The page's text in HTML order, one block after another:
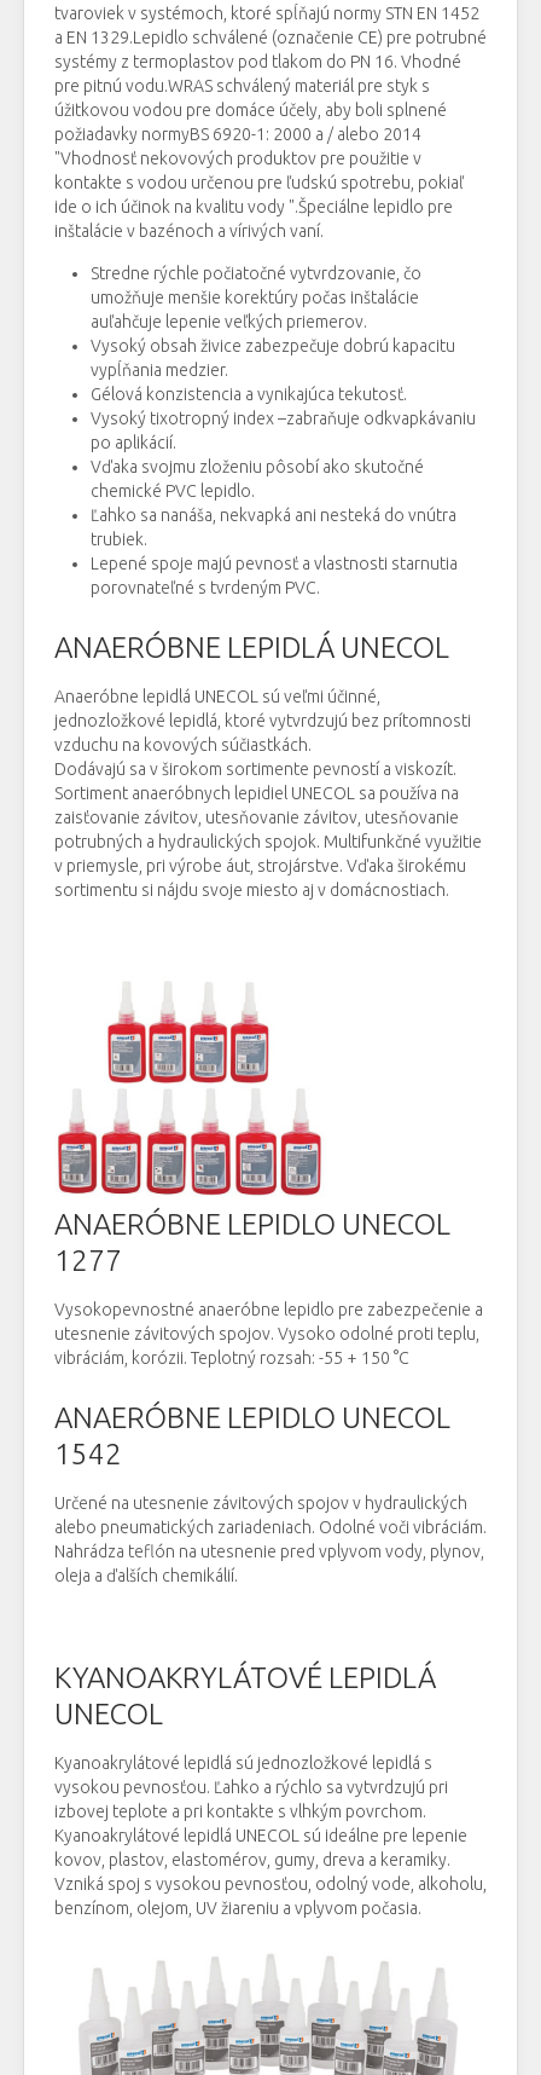
tvaroviek v systémoch, ktoré spĺňajú normy STN EN 1452
a EN 1329.Lepidlo schválené (označenie CE) pre potrubné
systémy z termoplastov pod tlakom do PN 16. Vhodné
pre pitnú vodu.WRAS schválený materiál pre styk s
úžitkovou vodou pre domáce účely, aby boli splnené
požiadavky normyBS 6920-1: 2000 a / alebo 2014
"Vhodnosť nekovových produktov pre použitie v
kontakte s vodou určenou pre ľudskú spotrebu, pokiaľ
ide o ich účinok na kvalitu vody ".Špeciálne lepidlo pre
inštalácie v bazénoch a vírivých vaní.
Stredne rýchle počiatočné vytvrdzovanie, čo
umožňuje menšie korektúry počas inštalácie
auľahčuje lepenie veľkých priemerov.
Vysoký obsah živice zabezpečuje dobrú kapacitu
vypĺňania medzier.
Gélová konzistencia a vynikajúca tekutosť.
Vysoký tixotropný index –zabraňuje odkvapkávaniu
po aplikácií.
Vďaka svojmu zloženiu pôsobí ako skutočné
chemické PVC lepidlo.
Ľahko sa nanáša, nekvapká ani nesteká do vnútra
trubiek.
Lepené spoje majú pevnosť a vlastnosti starnutia
porovnateľné s tvrdeným PVC.
ANAERÓBNE LEPIDLÁ UNECOL
Anaeróbne lepidlá UNECOL sú veľmi účinné,
jednozložkové lepidlá, ktoré vytvrdzujú bez prítomnosti
vzduchu na kovových súčiastkách.
Dodávajú sa v širokom sortimente pevností a viskozít.
Sortiment anaeróbnych lepidiel UNECOL sa používa na
zaisťovanie závitov, utesňovanie závitov, utesňovanie
potrubných a hydraulických spojok. Multifunkčné využitie
v priemysle, pri výrobe áut, strojárstve. Vďaka širokému
sortimentu si nájdu svoje miesto aj v domácnostiach.
ANAERÓBNE LEPIDLO UNECOL
1277
Vysokopevnostné anaeróbne lepidlo pre zabezpečenie a
utesnenie závitových spojov. Vysoko odolné proti teplu,
vibráciám, korózii. Teplotný rozsah: -55 + 150 °C
ANAERÓBNE LEPIDLO UNECOL
1542
Určené na utesnenie závitových spojov v hydraulických
alebo pneumatických zariadeniach. Odolné voči vibráciám.
Nahrádza teflón na utesnenie pred vplyvom vody, plynov,
oleja a ďalších chemikálií.
KYANOAKRYLÁTOVÉ LEPIDLÁ
UNECOL
Kyanoakrylátové lepidlá sú jednozložkové lepidlá s
vysokou pevnosťou. Ľahko a rýchlo sa vytvrdzujú pri
izbovej teplote a pri kontakte s vlhkým povrchom.
Kyanoakrylátové lepidlá UNECOL sú ideálne pre lepenie
kovov, plastov, elastomérov, gumy, dreva a keramiky.
Vzniká spoj s vysokou pevnosťou, odolný vode, alkoholu,
benzínom, olejom, UV žiareniu a vplyvom počasia.